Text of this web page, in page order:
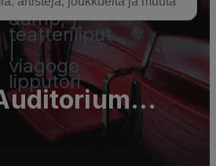
&amp;
teatteriliput
viagogo
lipputori